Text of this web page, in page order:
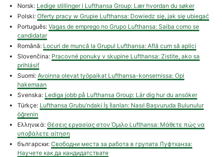
Norsk: Ledige stillinger i Lufthansa Group: Lær hvordan du søker
Polski: Oferty pracy w Grupie Lufthansa: Dowiedz się, jak się ubiegać
Português: Vagas de emprego no Grupo Lufthansa: Saiba como se
candidatar
Română: Locuri de muncă la Grupul Lufthansa: Află cum să aplici
Slovenčina: Pracovné ponuky v skupine Lufthansa: Zistite, ako sa
prihlásiť
Suomi: Avoinna olevat työpaikat Lufthansa-konsernissa: Opi
hakemaan
Svenska: Lediga jobb på Lufthansa Group: Lär dig hur du ansöker
Türkçe: Lufthansa Grubu’ndaki İş İlanları: Nasıl Başvuruda Bulunulur
öğrenin
Ελληνικά: Θέσεις εργασίας στον Όμιλο Lufthansa: Μάθετε πώς να
υποβάλετε αίτηση
български: Свободни места за работа в групата Луфтханза:
Научете как да кандидатствате